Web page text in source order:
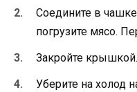
Соедините в
погрузите мясо.
Закройте крышкой.
Уберите на холод